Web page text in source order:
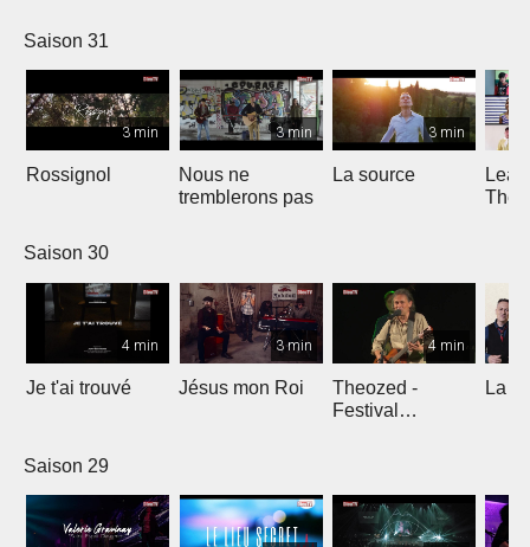
Saison 31
3 min
Rossignol
3 min
Nous ne
tremblerons pas
3 min
La source
The
Saison 30
4 min
Je t'ai trouvé
3 min
Jésus mon Roi
4 min
Theozed -
Festival
La
Saison 29